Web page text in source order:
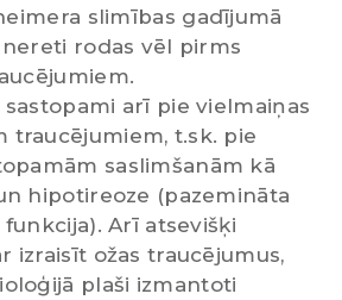
slimības gadījumā
rodas vēl pirms
sastopami arī pie vielmaiņas
traucējumiem, t.sk. pie
saslimšanām kā
hipotireoze (pazemināta
Arī atsevišķi
izraisīt ožas traucējumus,
plaši izmantoti